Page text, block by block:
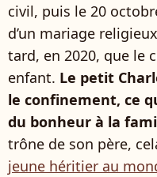
civil, puis le 20
d’un mariage
tard, en 2020, que le
enfant. Le petit
le confinement, ce
du bonheur à la
trône de son père,
jeune héritier au